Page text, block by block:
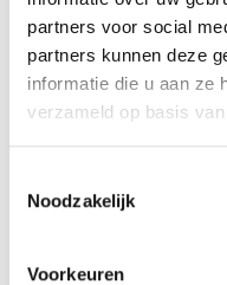
partners voor social
partners kunnen deze
informatie die u aan ze
verzameld op basis
Noodzakelijk
Voorkeuren